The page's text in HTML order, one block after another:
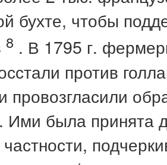
бухте, чтобы
8 . В 1795 г.
против
провозгласили
Ими была принята